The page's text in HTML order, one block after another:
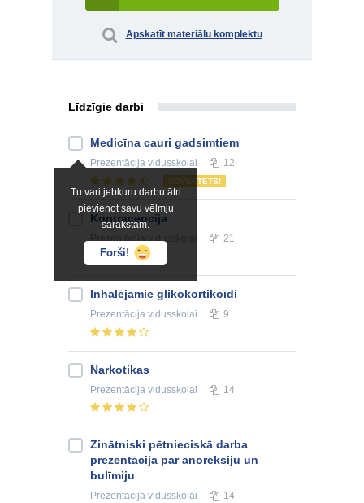
Apskatīt materiālu komplektu
Līdzīgie darbi
Tu vari jebkuru darbu ātri
pievienot savu vēlmju
sarakstam.
Forši!
Medicīna cauri gadsimtiem
Prezentācija vidusskolai 12
NOVĒRTĒTS!
Kontracepcija
Prezentācijavidusskolai 21
Inhalējamie glikokortikoīdi
Prezentācija vidusskolai 9
Narkotikas
Prezentācija vidusskolai 14
Zinātniski pētnieciskā darba
prezentācija par anoreksiju un
bulīmiju
Prezentācija vidusskolai 14